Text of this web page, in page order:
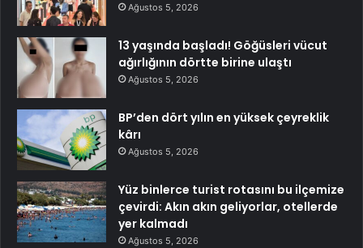
Ağustos 5, 2026
13 yaşında başladı! Göğüsleri vücut
ağırlığının dörtte birine ulaştı
Ağustos 5, 2026
BP’den dört yılın en yüksek çeyreklik
kârı
Ağustos 5, 2026
Yüz binlerce turist rotasını bu ilçemize
çevirdi: Akın akın geliyorlar, otellerde
yer kalmadı
Ağustos 5, 2026